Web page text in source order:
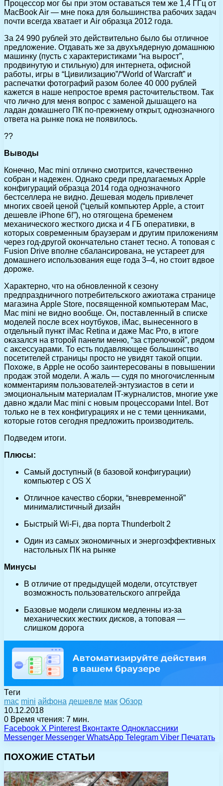
Процессор мог бы при этом оставаться тем же 1,4 ГГц от
MacBook Air — мне пока для большинства рабочих задач
почти всегда хватает и Air образца 2012 года.
За 24 990 рублей это действительно было бы отличное
предложение. Отдавать же за двухъядерную домашнюю
машинку (пусть с характеристиками “на вырост”,
продвинутую и стильную) для интернета, офисной
работы, игры в “Цивилизацию”/“World of Warcraft” и
распечатки фотографий разом более 40 000 рублей
кажется в наше непростое время расточительством. Так
что лично для меня вопрос с заменой дышащего на
ладан домашнего ПК по-прежнему открыт, однозначного
ответа на рынке пока не появилось.
??
Выводы
Конечно, Mac mini отлично смотрится, качественно
собран и надежен. Однако среди предлагаемых Apple
конфигураций образца 2014 года однозначного
бестселлера не видно. Дешевая модель привлечет
многих своей ценой (“целый компьютер Apple, а стоит
дешевле iPhone 6!”), но отягощена бременем
механического жесткого диска и 4 ГБ оперативки, в
которых современным браузерам и другим приложениям
через год-другой окончательно станет тесно. А топовая с
Fusion Drive вполне сбалансирована, не устареет для
домашнего использования еще года 3–4, но стоит вдвое
дороже.
Характерно, что на обновленной к сезону
предпраздничного потребительского ажиотажа странице
магазина Apple Store, посвященной компьютерам Mac,
Mac mini не видно вообще. Он, поставленный в списке
моделей после всех ноутбуков, iMac, вынесенного в
отдельный пункт iMac Retina и даже Mac Pro, в итоге
оказался на второй панели меню, “за стрелочкой”, рядом
с аксессуарами. То есть подавляющее большинство
посетителей страницы просто не увидят такой опции.
Похоже, в Apple не особо заинтересованы в повышении
продаж этой модели. А жаль — судя по многочисленным
комментариям пользователей-энтузиастов в сети и
эмоциональным материалам IT-журналистов, многие уже
давно ждали Mac mini с новым процессорами Intel. Вот
только не в тех конфигурациях и не с теми ценниками,
которые готов сегодня предложить производитель.
Подведем итоги.
Плюсы:
Самый доступный (в базовой конфигурации)
компьютер с OS X
Отличное качество сборки, “вневременной”
минималистичный дизайн
Быстрый Wi-Fi, два порта Thunderbolt 2
Один из самых экономичных и энергоэффективных
настольных ПК на рынке
Минусы
В отличие от предыдущей модели, отсутствует
возможность пользовательского апгрейда
Базовые модели слишком медленны из-за
механических жестких дисков, а топовая —
слишком дорога
Теги
mac mini айфона дешевле мак Обзор
10.12.2018
0 Время чтения: 7 мин.
Facebook X Pinterest Вконтакте Одноклассники
Messenger Messenger WhatsApp Telegram Viber Печатать
ПОХОЖИЕ СТАТЬИ